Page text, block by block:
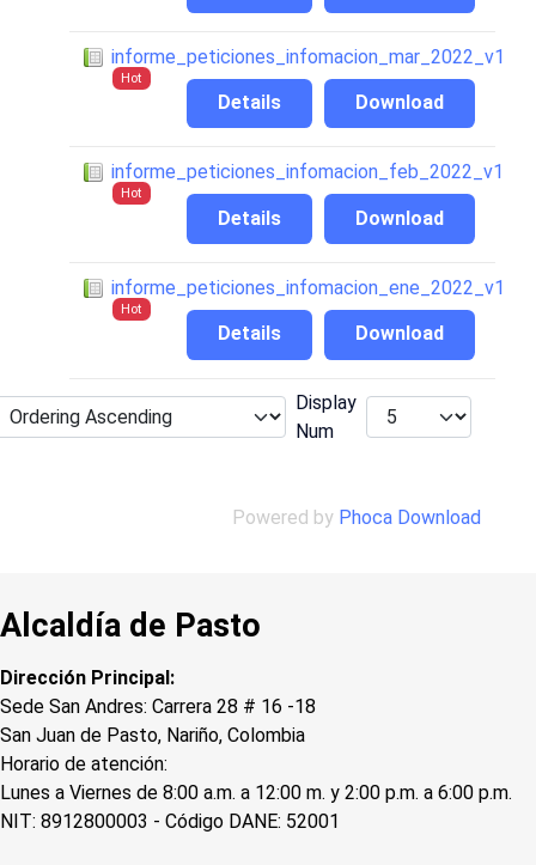
informe_peticiones_infomacion_mar_2022_v1
Hot
Download
Details
informe_peticiones_infomacion_feb_2022_v1
Hot
Download
Details
informe_peticiones_infomacion_ene_2022_v1
Hot
Download
Details
Display
Num
Powered by Phoca Download
Alcaldía de Pasto
Dirección Principal:
Sede San Andres: Carrera 28 # 16 -18
San Juan de Pasto, Nariño, Colombia
Horario de atención:
Lunes a Viernes de 8:00 a.m. a 12:00 m. y 2:00 p.m. a 6:00 p.m.
NIT: 8912800003 - Código DANE: 52001